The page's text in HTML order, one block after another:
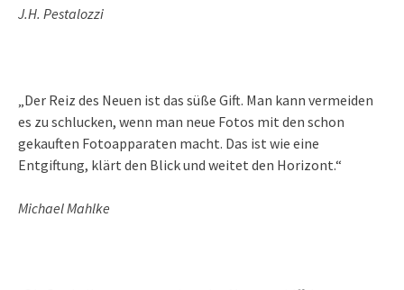
J.H. Pestalozzi
„Der Reiz des Neuen ist das süße Gift. Man kann vermeiden
es zu schlucken, wenn man neue Fotos mit den schon
gekauften Fotoapparaten macht. Das ist wie eine
Entgiftung, klärt den Blick und weitet den Horizont.“
Michael Mahlke